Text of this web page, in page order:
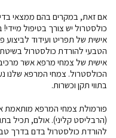
אם זאת, במקרים בהם ממצאי
כולסטרול יש צורך בטיפול
אישית של תפריט ועידוד לביצוע
אישית של צמחי מרפא אשר
הכולסטרול. צמחי המרפא שלנו
בתווי תקן וכשרות.
פורמולת צמחי המרפא מותאמת
(הרבליסט קליני). אולם, תכיל
להורדת כולסטרול בדם בדרך